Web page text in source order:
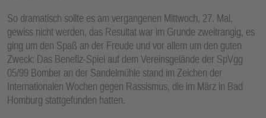
So dramatisch sollte es am vergangenen Mittwoch, 27. Mai,
gewiss nicht werden, das Resultat war im Grunde zweitrangig, es
ging um den Spaß an der Freude und vor allem um den guten
Zweck: Das Benefiz-Spiel auf dem Vereinsgelände der SpVgg
05/99 Bomber an der Sandelmühle stand im Zeichen der
Internationalen Wochen gegen Rassismus, die im März in Bad
Homburg stattgefunden hatten.